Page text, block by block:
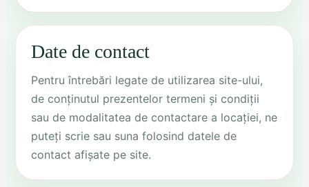
Date de contact
Pentru întrebări legate de utilizarea site-ului,
de conținutul prezentelor termeni și condiții
sau de modalitatea de contactare a locației, ne
puteți scrie sau suna folosind datele de
contact afișate pe site.